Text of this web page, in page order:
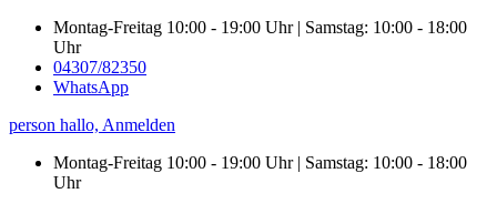
Montag-Freitag 10:00 - 19:00 Uhr | Samstag: 10:00 - 18:00
Uhr
04307/82350
WhatsApp
person hallo, Anmelden
Montag-Freitag 10:00 - 19:00 Uhr | Samstag: 10:00 - 18:00
Uhr